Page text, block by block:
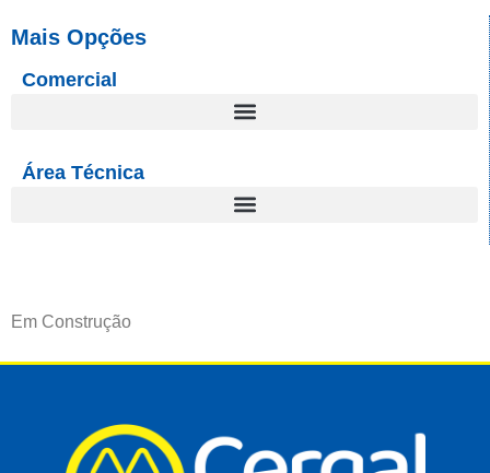
Mais Opções
Comercial
Área Técnica
Em Construção